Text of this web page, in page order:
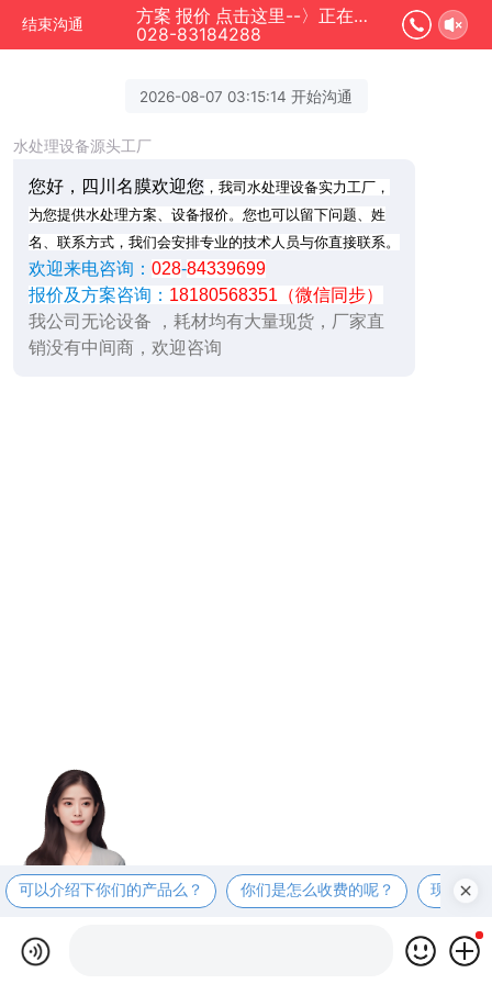
结束沟通
方案 报价 点击这里--〉正在为您服务
028-83184288
2026-08-07 03:15:14 开始沟通
水处理设备源头工厂
您好，四川名膜欢迎您 ，我司水处理设备实力工厂，
为您提供水处理方案、设备报价。您也可以留下问题、姓
名、联系方式，我们会安排专业的技术人员与你直接联系。
欢迎来电咨询： 028-84339699
报价及方案咨询： 18180568351（微信同步）
我公司无论设备 ，耗材均有大量现货，厂家直
销没有中间商，欢迎咨询
可以介绍下你们的产品么？ 你们是怎么收费的呢？ 现在有